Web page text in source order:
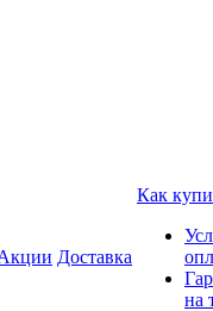
Доставка
Как
на